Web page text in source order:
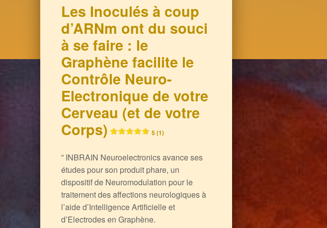
Les Inoculés à coup
d’ARNm ont du souci
à se faire : le
Graphène facilite le
Contrôle Neuro-
Electronique de votre
Cerveau (et de votre
Corps)
5 (1)
” INBRAIN Neuroelectronics avance ses
études pour son produit phare, un
dispositif de Neuromodulation pour le
traitement des affections neurologiques à
l’aide d’Intelligence Artificielle et
d’Electrodes en Graphène.